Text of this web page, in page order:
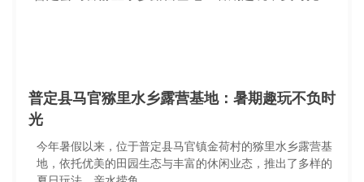
普定县马官猕里水乡露营基地：暑期趣玩不负时
光
今年暑假以来，位于普定县马官镇金荷村的猕里水乡露营基
地，依托优美的田园生态与丰富的休闲业态，推出了多样的